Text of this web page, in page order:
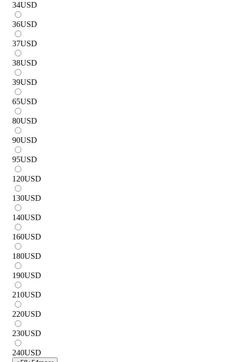
34USD
36USD
37USD
38USD
39USD
65USD
80USD
90USD
95USD
120USD
130USD
140USD
160USD
180USD
190USD
210USD
220USD
230USD
240USD